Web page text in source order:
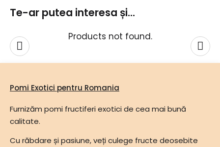
Te-ar putea interesa și...
Products not found.
Pomi Exotici pentru Romania
Furnizăm pomi fructiferi exotici de cea mai bună
calitate.
Cu răbdare și pasiune, veți culege fructe deosebite